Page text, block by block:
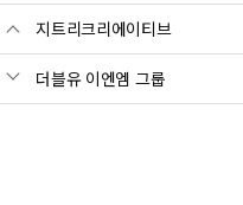
지트리크리에이티브
더블유 이엔엠 그룹